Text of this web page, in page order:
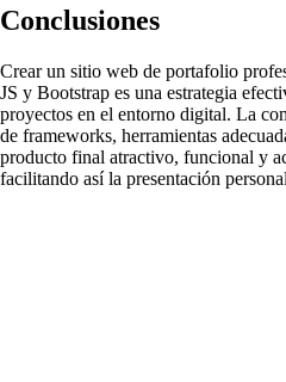
Conclusiones
Crear un sitio web de portafolio
JS y Bootstrap es una estrategia
proyectos en el entorno digital. La
de frameworks, herramientas
producto final atractivo, funcional y
facilitando así la presentación